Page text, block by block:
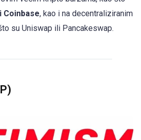
Coinbase, kao i na decentraliziranim
su Uniswap ili Pancakeswap.